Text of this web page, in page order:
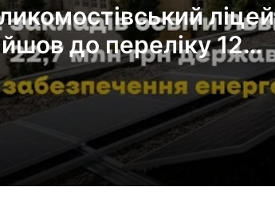
ліцей
до переліку 12
що отримають
на